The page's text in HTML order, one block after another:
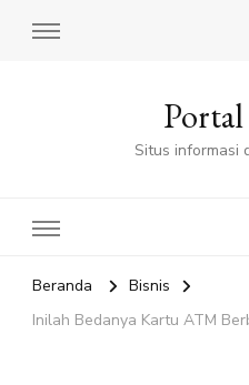
Situs informasi
Beranda
Bisnis
Inilah Bedanya Kartu ATM